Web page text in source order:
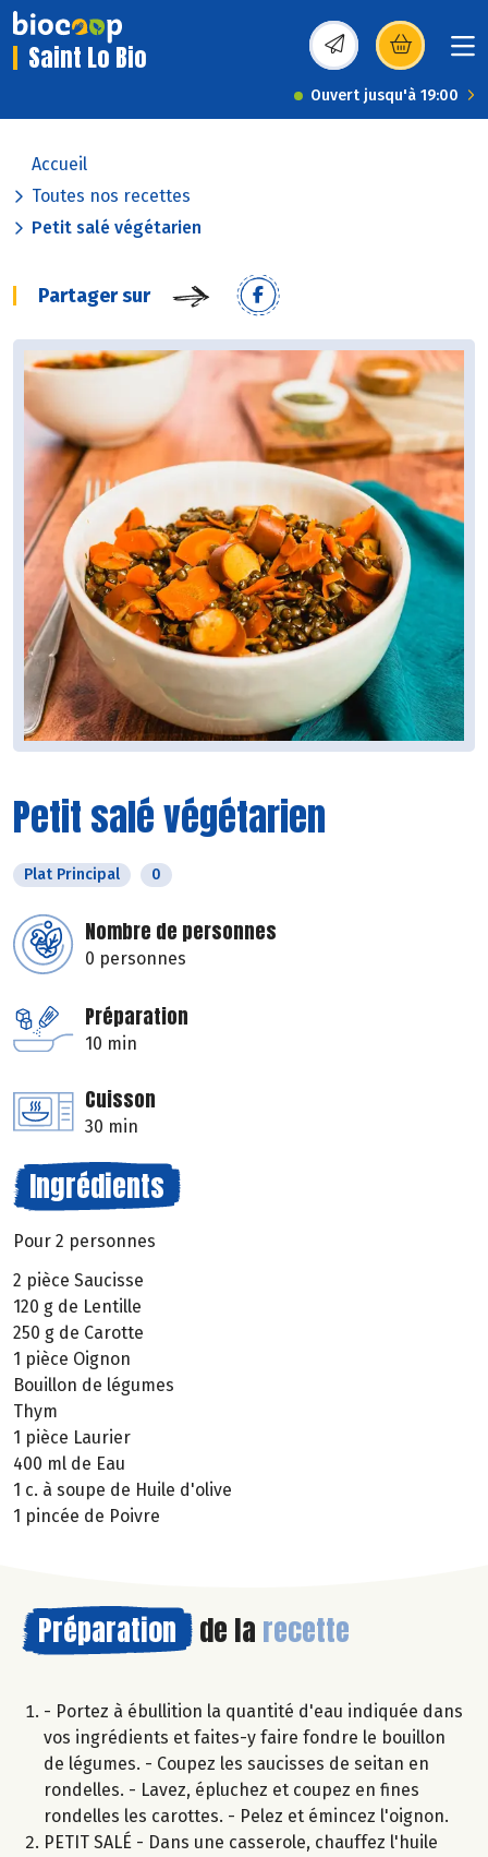
Saint Lo Bio (s’ouvre dans une
Ouvert jusqu'à 19:00
Accueil
Toutes nos recettes
Petit salé végétarien
Partager sur
Petit salé végétarien
Plat Principal 0
Nombre de personnes
0 personnes
Préparation
10 min
Cuisson
30 min
Ingrédients
Pour 2 personnes
2 pièce Saucisse
120 g de Lentille
250 g de Carotte
1 pièce Oignon
Bouillon de légumes
Thym
1 pièce Laurier
400 ml de Eau
1 c. à soupe de Huile d'olive
1 pincée de Poivre
Préparation de la recette
- Portez à ébullition la quantité d'eau indiquée dans
vos ingrédients et faites-y faire fondre le bouillon
de légumes. - Coupez les saucisses de seitan en
rondelles. - Lavez, épluchez et coupez en fines
rondelles les carottes. - Pelez et émincez l'oignon.
PETIT SALÉ - Dans une casserole, chauffez l'huile